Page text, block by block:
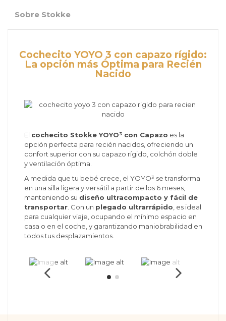
Sobre Stokke
Cochecito YOYO 3 con capazo rígido:
La opción más Óptima para Recién
Nacido
El cochecito Stokke YOYO³ con Capazo es la
opción perfecta para recién nacidos, ofreciendo un
confort superior con su capazo rígido, colchón doble
y ventilación óptima.
A medida que tu bebé crece, el YOYO³ se transforma
en una silla ligera y versátil a partir de los 6 meses,
manteniendo su diseño ultracompacto y fácil de
transportar. Con un plegado ultrarrápido, es ideal
para cualquier viaje, ocupando el mínimo espacio en
casa o en el coche, y garantizando maniobrabilidad en
todos tus desplazamientos.